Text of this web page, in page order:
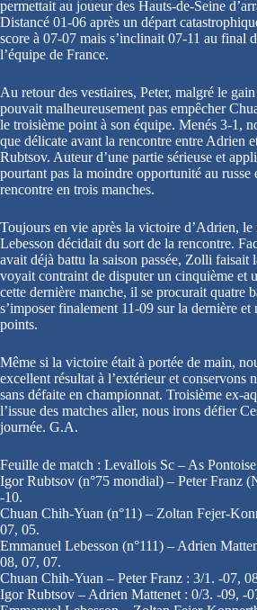
permettait au joueur des Hauts-de-Seine
Distancé 01-06 après un départ
score à 07-07 mais s’inclinait 07-11 au final
l’équipe de France.
Au retour des vestiaires, Peter, malgré le
pouvait malheureusement pas empêcher
le troisième point à son équipe. Menés 3-1,
que délicate avant la rencontre entre Adrien
Rubtsov. Auteur d’une partie sérieuse et
pourtant pas la moindre opportunité au
rencontre en trois manches.
Toujours en vie après la victoire d’Adrien,
Lebesson décidait du sort de la rencontre.
avait déjà battu la saison passée, Zolli faisait
voyait contraint de disputer un cinquième et
cette dernière manche, il se procurait quatre
s’imposer finalement 11-09 sur la dernière
points.
Même si la victoire était à portée de main,
excellent résultat à l’extérieur et conservons
sans défaite en championnat. Troisième ex-
l’issue des matches aller, nous irons défier
journée. G.A.
Feuille de match : Levallois Sc – As
Igor Rubtsov (n°75 mondial) – Peter Franz
-10.
Chuan Chih-Yuan (n°11) – Zoltan Fejer-
07, 05.
Emmanuel Lebesson (n°111) – Adrien
08, 07, 07.
Chuan Chih-Yuan – Peter Franz : 3/1. -07,
Igor Rubtsov – Adrien Mattenet : 0/3. -09, -